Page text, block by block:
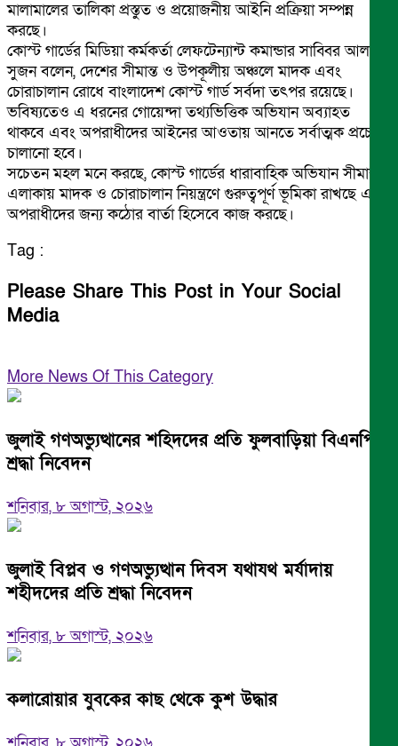
মালামালের তালিকা প্রস্তুত ও প্রয়োজনীয় আইনি প্রক্রিয়া সম্পন্ন
করছে।
কোস্ট গার্ডের মিডিয়া কর্মকর্তা লেফটেন্যান্ট কমান্ডার সাব্বির আলম
সুজন বলেন, দেশের সীমান্ত ও উপকূলীয় অঞ্চলে মাদক এবং
চোরাচালান রোধে বাংলাদেশ কোস্ট গার্ড সর্বদা তৎপর রয়েছে।
ভবিষ্যতেও এ ধরনের গোয়েন্দা তথ্যভিত্তিক অভিযান অব্যাহত
থাকবে এবং অপরাধীদের আইনের আওতায় আনতে সর্বাত্মক প্রচেষ্টা
চালানো হবে।
সচেতন মহল মনে করছে, কোস্ট গার্ডের ধারাবাহিক অভিযান সীমান্ত
এলাকায় মাদক ও চোরাচালান নিয়ন্ত্রণে গুরুত্বপূর্ণ ভূমিকা রাখছে এবং
অপরাধীদের জন্য কঠোর বার্তা হিসেবে কাজ করছে।
Tag :
Please Share This Post in Your Social
Media
More News Of This Category
জুলাই গণঅভ্যুত্থানের শহিদদের প্রতি ফুলবাড়িয়া বিএনপির
শ্রদ্ধা নিবেদন
শনিবার, ৮ অগাস্ট, ২০২৬
জুলাই বিপ্লব ও গণঅভ্যুত্থান দিবস যথাযথ মর্যাদায়
শহীদদের প্রতি শ্রদ্ধা নিবেদন
শনিবার, ৮ অগাস্ট, ২০২৬
কলারোয়ার যুবকের কাছ থেকে কুশ উদ্ধার